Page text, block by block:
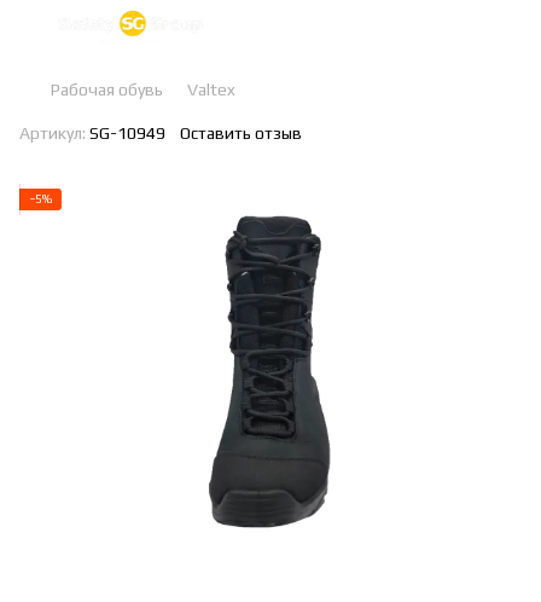
Рабочая обувь Valtex
Артикул: SG-10949 Оставить отзыв
−5%